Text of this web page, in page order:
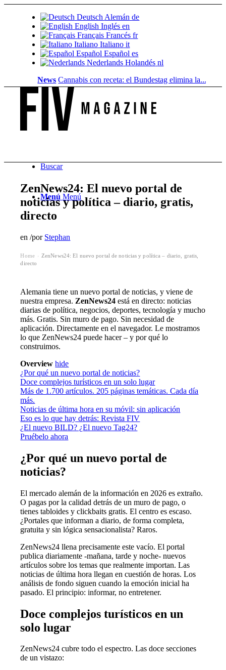
Deutsch Alemán de
English Inglés en
Français Francés fr
Italiano Italiano it
Español Español es
Nederlands Holandés nl
News Cannabis con receta: el Bundestag elimina la... Valor del
Buscar
Menú Menú
ZenNews24: El nuevo portal de
noticias y política – diario, gratis,
directo
en/por Stephan
Home
ZenNews24: El nuevo portal de noticias y política – diario, gratis,
directo
Alemania tiene un nuevo portal de noticias, y viene de
nuestra empresa. ZenNews24 está en directo: noticias
diarias de política, negocios, deportes, tecnología y mucho
más. Gratis. Sin muro de pago. Sin necesidad de
aplicación. Directamente en el navegador. Le mostramos
lo que ZenNews24 puede hacer – y por qué lo
construimos.
Overview hide
¿Por qué un nuevo portal de noticias?
Doce complejos turísticos en un solo lugar
Más de 1.700 artículos. 205 páginas temáticas. Cada día
más.
Noticias de última hora en su móvil: sin aplicación
Eso es lo que hay detrás: Revista FIV
¿El nuevo BILD? ¿El nuevo Tag24?
Pruébelo ahora
¿Por qué un nuevo portal de
noticias?
El mercado alemán de la información en 2026 es extraño.
O pagas por la calidad detrás de un muro de pago, o
tienes tabloides y clickbaits gratis. El centro es escaso.
¿Portales que informan a diario, de forma completa,
gratuita y sin lógica sensacionalista? Raros.
ZenNews24 llena precisamente este vacío. El portal
publica diariamente -mañana, tarde y noche- nuevos
artículos sobre los temas que realmente importan. Las
noticias de última hora llegan en cuestión de horas. Los
análisis de fondo siguen cuando la emoción inicial ha
pasado. El principio: informar, no entretener.
Doce complejos turísticos en un
solo lugar
ZenNews24 cubre todo el espectro. Las doce secciones
de un vistazo: